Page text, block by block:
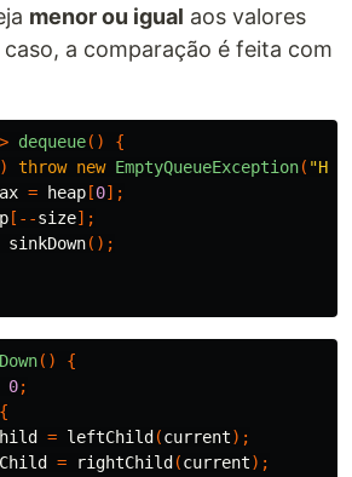
menor ou igual aos valores
a comparação é feita com
> dequeue()
{
throw new EmptyQueueException(
= heap [0];
[--size];
sinkDown();
()
{
0;
{
= leftChild (current);
= rightChild (current);